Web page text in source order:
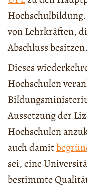
von Lehrkräften,
Abschluss besitzen.
Dieses
Hochschulen
Aussetzung der
Hochschulen
auch damit
sei, eine
bestimmte